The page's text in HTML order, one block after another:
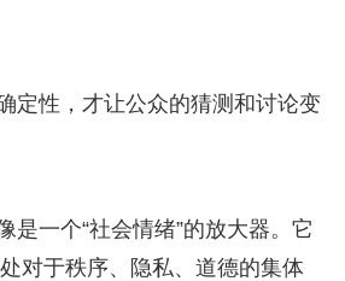
定性，才让公众的猜测和讨论变
是一个“社会情绪”的放大器。它
对于秩序、隐私、道德的集体